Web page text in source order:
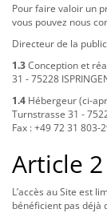
Pour faire valoir un
vous pouvez nous
Directeur de la
1.3Conception et
31 - 75228
1.4 Hébergeur (ci-
Turnstrasse 31 -
Fax : +49 72 31 803-
Article 2
L’accès au Site est
bénéficient pas déjà